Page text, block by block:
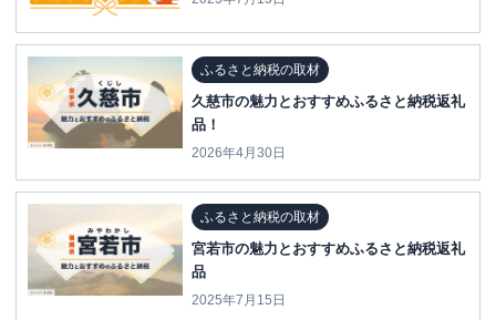
ふるさと納税の取材
久慈市の魅力とおすすめふるさと納税返礼
品！
2026年4月30日
ふるさと納税の取材
宮若市の魅力とおすすめふるさと納税返礼
品
2025年7月15日